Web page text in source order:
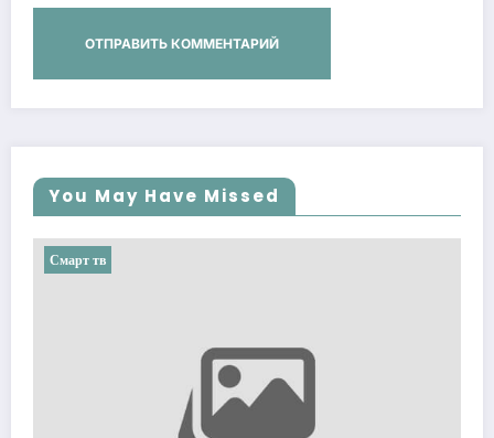
You May Have Missed
Смарт тв